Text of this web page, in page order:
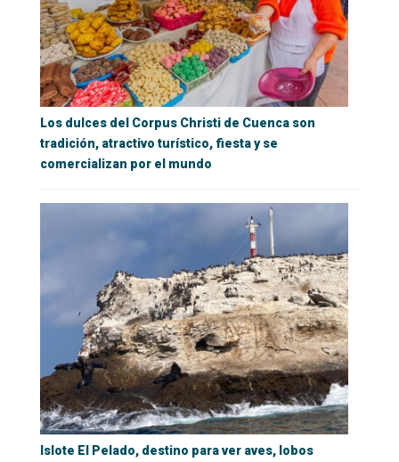
Los dulces del Corpus Christi de Cuenca son
tradición, atractivo turístico, fiesta y se
comercializan por el mundo
Islote El Pelado, destino para ver aves, lobos